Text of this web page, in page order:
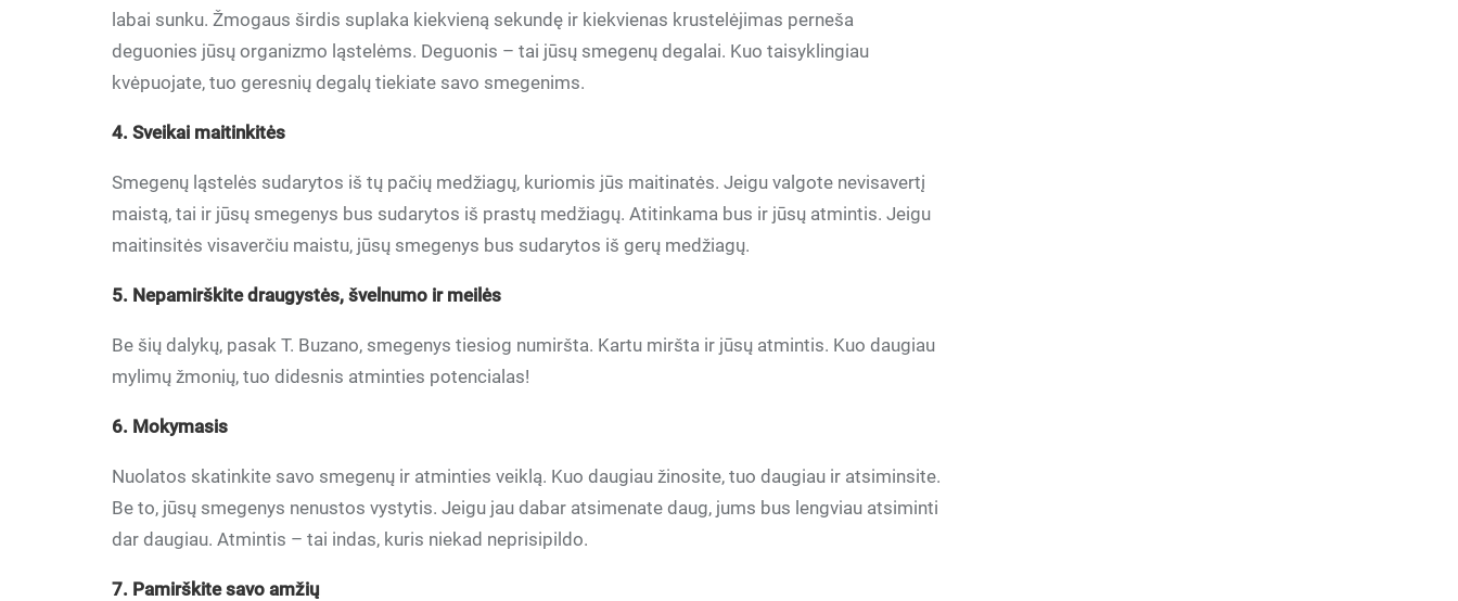
labai sunku. Žmogaus širdis suplaka kiekvieną sekundę ir kiekvienas krustelėjimas perneša
deguonies jūsų organizmo ląstelėms. Deguonis – tai jūsų smegenų degalai. Kuo taisyklingiau
kvėpuojate, tuo geresnių degalų tiekiate savo smegenims.
4. Sveikai maitinkitės
Smegenų ląstelės sudarytos iš tų pačių medžiagų, kuriomis jūs maitinatės. Jeigu valgote nevisavertį
maistą, tai ir jūsų smegenys bus sudarytos iš prastų medžiagų. Atitinkama bus ir jūsų atmintis. Jeigu
maitinsitės visaverčiu maistu, jūsų smegenys bus sudarytos iš gerų medžiagų.
5. Nepamirškite draugystės, švelnumo ir meilės
Be šių dalykų, pasak T. Buzano, smegenys tiesiog numiršta. Kartu miršta ir jūsų atmintis. Kuo daugiau
mylimų žmonių, tuo didesnis atminties potencialas!
6. Mokymasis
Nuolatos skatinkite savo smegenų ir atminties veiklą. Kuo daugiau žinosite, tuo daugiau ir atsiminsite.
Be to, jūsų smegenys nenustos vystytis. Jeigu jau dabar atsimenate daug, jums bus lengviau atsiminti
dar daugiau. Atmintis – tai indas, kuris niekad neprisipildo.
7. Pamirškite savo amžių